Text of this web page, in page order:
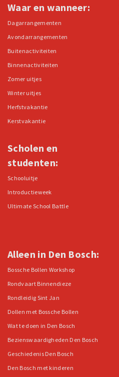
Waar en wanneer:
Dagarrangementen
Avondarrangementen
Buitenactiviteiten
Binnenactiviteiten
Zomer uitjes
Winter uitjes
Herfstvakantie
Kerstvakantie
Scholen en
studenten:
Schooluitje
Introductieweek
Ultimate School Battle
Alleen in Den Bosch:
Bossche Bollen Workshop
Rondvaart Binnendieze
Rondleidig Sint Jan
Dollen met Bossche Bollen
Wat te doen in Den Bosch
Bezienswaardigheden Den Bosch
Geschiedenis Den Bosch
Den Bosch met kinderen